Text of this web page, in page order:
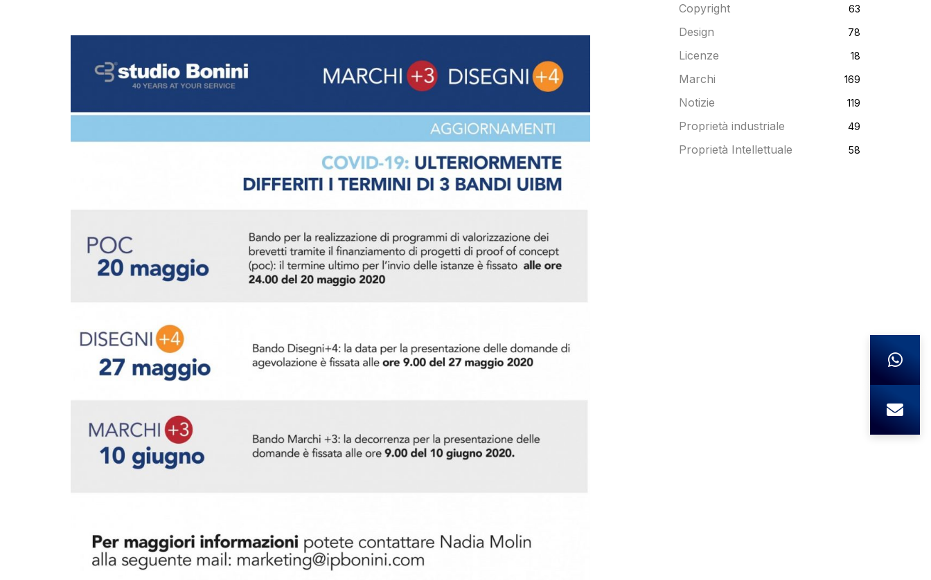
Copyright 63
Design 78
Licenze 18
Marchi 169
Notizie 119
Proprietà industriale 49
Proprietà Intellettuale 58